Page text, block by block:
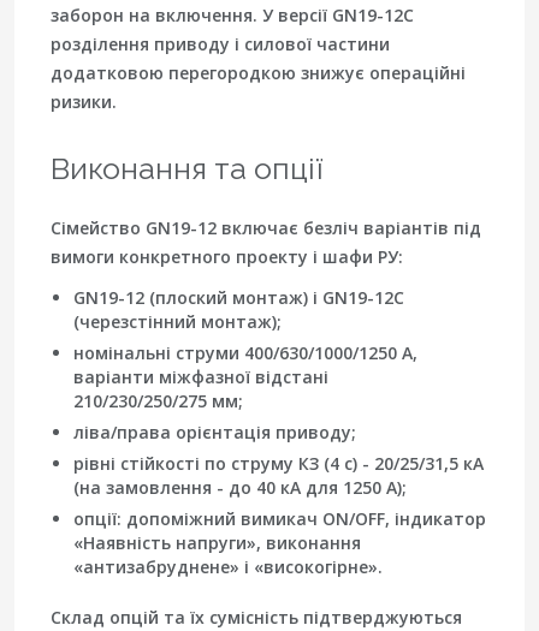
заборон на включення. У версії GN19-12C
розділення приводу і силової частини
додатковою перегородкою знижує операційні
ризики.
Виконання та опції
Сімейство GN19-12 включає безліч варіантів під
вимоги конкретного проекту і шафи РУ:
GN19-12(плоский монтаж) і GN19-12C
(черезстінний монтаж);
номінальні струми 400/630/1000/1250 А,
варіанти міжфазної відстані
210/230/250/275 мм;
ліва/права орієнтація приводу;
рівні стійкості по струму КЗ (4 с) - 20/25/31,5 кА
(на замовлення - до 40 кА для 1250 А);
опції: допоміжний вимикач ON/OFF, індикатор
«Наявність напруги», виконання
«антизабруднене» і «високогірне».
Склад опцій та їх сумісність підтверджуються